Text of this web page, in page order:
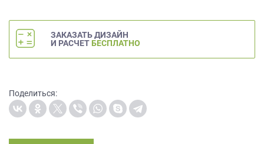
ЗАКАЗАТЬ ДИЗАЙН
И РАСЧЕТ БЕСПЛАТНО
Поделиться:
обработку
персональных
порядке
на